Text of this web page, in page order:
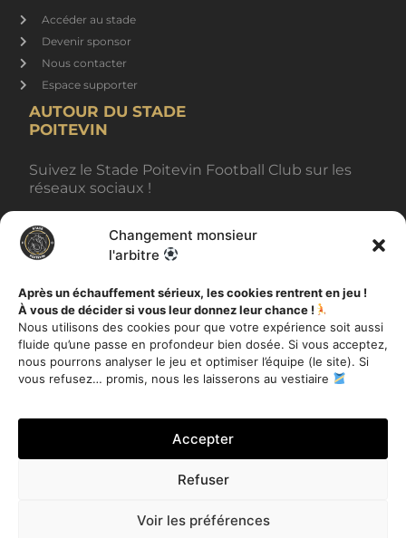
Changement monsieur
l'arbitre
Après un échauffement sérieux, les cookies rentrent en jeu !
À vous de décider si vous leur donnez leur chance !
Nous utilisons des cookies pour que votre expérience soit aussi
fluide qu’une passe en profondeur bien dosée. Si vous acceptez,
nous pourrons analyser le jeu et optimiser l’équipe (le site). Si
vous refusez… promis, nous les laisserons au vestiaire
Accepter
Refuser
Voir les préférences
Accéder au stade
Devenir sponsor
Nous contacter
Espace supporter
AUTOUR DU STADE
POITEVIN
Suivez le Stade Poitevin Football Club sur les
réseaux sociaux !
BILLETTERIE
AUTRES INFORMATIONS
Toutes les actualités
Mentions légales
Je m'inscris